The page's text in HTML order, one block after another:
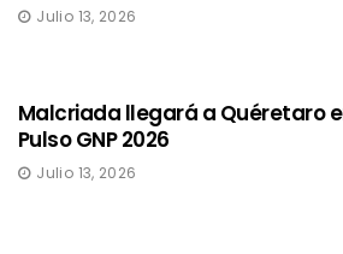
Julio 13, 2026
Malcriada llegará a Quéretaro
Pulso GNP 2026
Julio 13, 2026